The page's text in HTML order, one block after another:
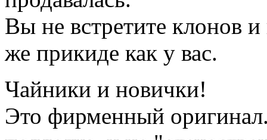
Вы не встретите клонов
же прикиде как у вас.
Чайники и новички!
Это фирменный